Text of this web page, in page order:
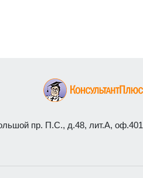
пр. П.С., д.48, лит.А, оф.401